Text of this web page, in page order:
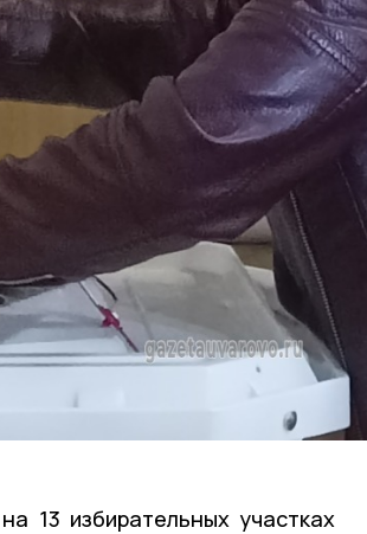
13 избирательных участках